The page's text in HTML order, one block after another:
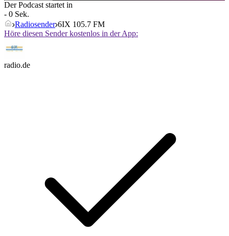
Der Podcast startet in
- 0 Sek.
Radiosender 6IX 105.7 FM
Höre diesen Sender kostenlos in der App:
radio.de